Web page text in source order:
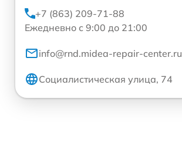
+7 (863) 209-71-88
Ежедневно с 9:00 до 21:00
info@rnd.midea-repair-center.ru
Социалистическая улица, 74